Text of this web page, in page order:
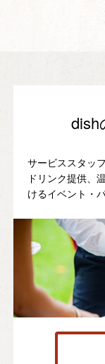
dish
サービススタッ
ドリンク提供、
けるイベント・